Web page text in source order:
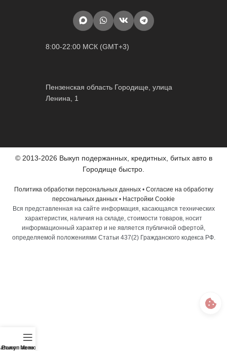
8:00-22:00 МСК (GMT+3)
Пензенская область Городище, улица
Ленина, 1
Выкуп авто
Меню
© 2013-2026 Выкуп подержанных, кредитных, битых авто в
Городище быстро.
Политика обработки персональных данных• Согласие на обработку
персональных данных • Настройки Cookie
Вся представленная на сайте информация, касающаяся технических
характеристик, наличия на складе, стоимости товаров, носит
информационный характер и не является публичной офертой,
определяемой положениями Статьи 437(2) Гражданского кодекса РФ.